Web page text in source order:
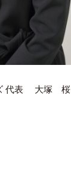
代表 大塚 桜